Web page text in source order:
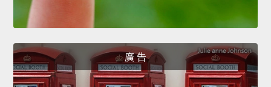
廣 告